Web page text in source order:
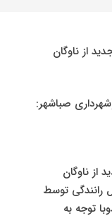
از ناوگان
صباشهر:
از ناوگان
رانندگی توسط
توجه به